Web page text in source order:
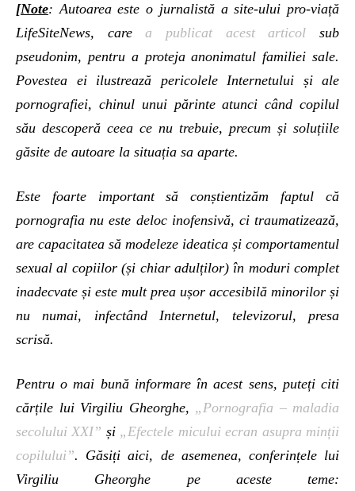
[Note: Autoarea este o jurnalistă a site-ului pro-viață
LifeSiteNews, carea publicat acest articol sub
pseudonim, pentru a proteja anonimatul familiei sale.
Povestea ei ilustrează pericolele Internetului și ale
pornografiei, chinul unui părinte atunci când copilul
său descoperă ceea ce nu trebuie, precum și soluțiile
găsite de autoare la situația sa aparte.
Este foarte important să conștientizăm faptul că
pornografia nu este deloc inofensivă, ci traumatizează,
are capacitatea să modeleze ideatica și comportamentul
sexual al copiilor (și chiar adulților) în moduri complet
inadecvate și este mult prea ușor accesibilă minorilor și
nu numai, infectând Internetul, televizorul, presa
scrisă.
Pentru o mai bună informare în acest sens, puteți citi
cărțile lui Virgiliu Gheorghe, „Pornografia – maladia
secolului XXI” și „Efectele micului ecran asupra minții
copilului”. Găsiți aici, de asemenea, conferințele lui
Virgiliu Gheorghe pe aceste teme: